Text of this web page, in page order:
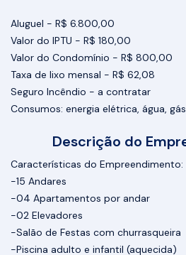
Aluguel - R$ 6.800,00
Valor do IPTU - R$ 180,00
Valor do Condomínio - R$ 800,00
Taxa de lixo mensal - R$ 62,08
Seguro Incêndio - a contratar
Consumos: energia elétrica, água,
Descrição do
Características do Empreendimento:
-15 Andares
-04 Apartamentos por andar
-02 Elevadores
-Salão de Festas com churrasqueira
-Piscina adulto e infantil (aquecida)